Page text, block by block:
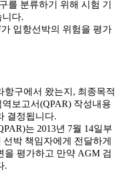
를 분류하기 위해 시험 기
다.
입항선박의 위험을 평가
항구에서 왔는지, 최종목적
보고서(QPAR) 작성내용
결정됩니다.
는 2013년 7월 14일부
박 책임자에게 전달하게
을 평가하고 만약 AGM 검
.